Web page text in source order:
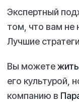
Экспертный
том, что вам не
Лучшие
Вы можетежить
его культурой,
компанию в